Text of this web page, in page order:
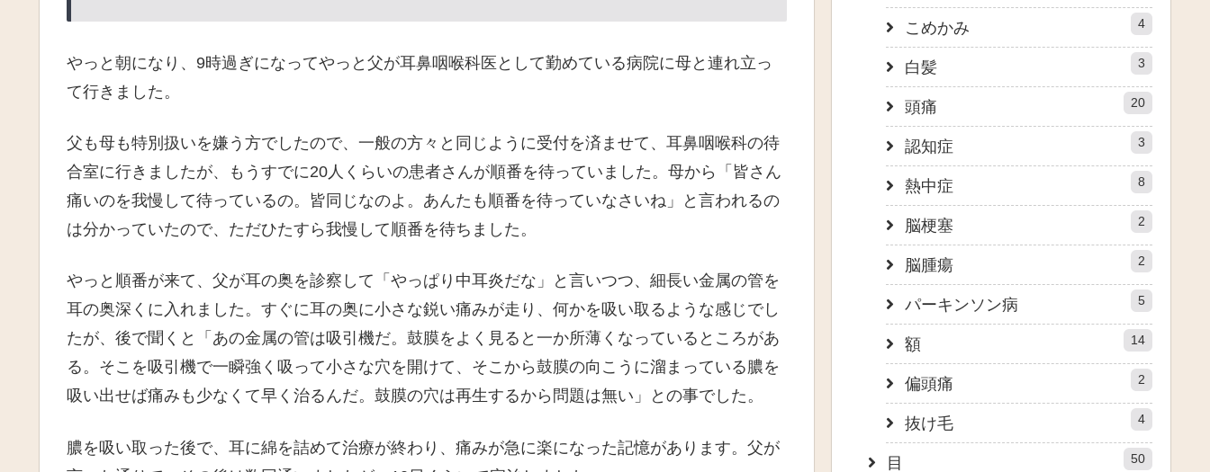
やっと朝になり、9時過ぎになってやっと父が耳鼻咽喉科医として勤めている病院に母と連れ立っ
て行きました。
父も母も特別扱いを嫌う方でしたので、一般の方々と同じように受付を済ませて、耳鼻咽喉科の待
合室に行きましたが、もうすでに20人くらいの患者さんが順番を待っていました。母から「皆さん
痛いのを我慢して待っているの。皆同じなのよ。あんたも順番を待っていなさいね」と言われるの
は分かっていたので、ただひたすら我慢して順番を待ちました。
やっと順番が来て、父が耳の奥を診察して「やっぱり中耳炎だな」と言いつつ、細長い金属の管を
耳の奥深くに入れました。すぐに耳の奥に小さな鋭い痛みが走り、何かを吸い取るような感じでし
たが、後で聞くと「あの金属の管は吸引機だ。鼓膜をよく見ると一か所薄くなっているところがあ
る。そこを吸引機で一瞬強く吸って小さな穴を開けて、そこから鼓膜の向こうに溜まっている膿を
吸い出せば痛みも少なくて早く治るんだ。鼓膜の穴は再生するから問題は無い」との事でした。
膿を吸い取った後で、耳に綿を詰めて治療が終わり、痛みが急に楽になった記憶があります。父が
こめかみ 4
白髪 3
頭痛 20
認知症 3
熱中症 8
脳梗塞 2
脳腫瘍 2
パーキンソン病 5
額 14
偏頭痛 2
抜け毛 4
目 50